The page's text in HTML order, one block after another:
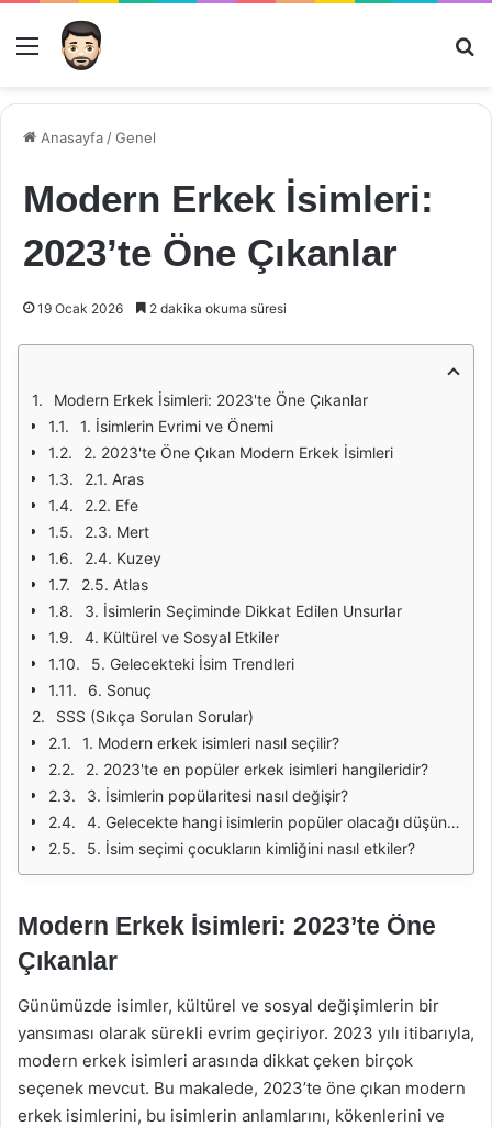
Menü
Anasayfa /Genel
Modern Erkek İsimleri:
2023’te Öne Çıkanlar
19 Ocak 2026 2 dakika okuma süresi
Modern Erkek İsimleri: 2023'te Öne Çıkanlar
1. İsimlerin Evrimi ve Önemi
2. 2023'te Öne Çıkan Modern Erkek İsimleri
2.1. Aras
2.2. Efe
2.3. Mert
2.4. Kuzey
2.5. Atlas
3. İsimlerin Seçiminde Dikkat Edilen Unsurlar
4. Kültürel ve Sosyal Etkiler
5. Gelecekteki İsim Trendleri
6. Sonuç
SSS (Sıkça Sorulan Sorular)
1. Modern erkek isimleri nasıl seçilir?
2. 2023'te en popüler erkek isimleri hangileridir?
3. İsimlerin popülaritesi nasıl değişir?
4. Gelecekte hangi isimlerin popüler olacağı düşünülüyor?
5. İsim seçimi çocukların kimliğini nasıl etkiler?
Modern Erkek İsimleri: 2023’te Öne
Çıkanlar
Günümüzde isimler, kültürel ve sosyal değişimlerin bir
yansıması olarak sürekli evrim geçiriyor. 2023 yılı itibarıyla,
modern erkek isimleri arasında dikkat çeken birçok
seçenek mevcut. Bu makalede, 2023’te öne çıkan modern
erkek isimlerini, bu isimlerin anlamlarını, kökenlerini ve